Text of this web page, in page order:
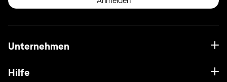
Unternehmen
Hilfe